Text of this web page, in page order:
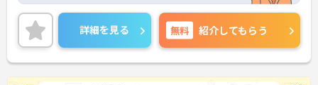
詳細を見る 無料 紹介してもらう